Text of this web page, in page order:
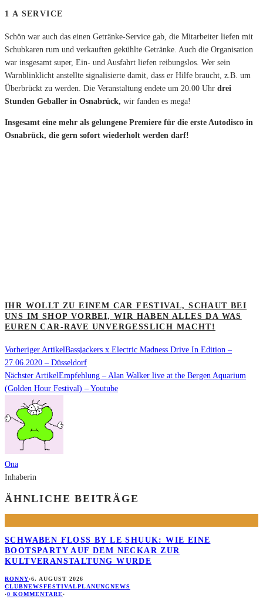
1 A SERVICE
Schön war auch das einen Getränke-Service gab, die Mitarbeiter liefen mit
Schubkaren rum und verkauften gekühlte Getränke. Auch die Organisation
war insgesamt super, Ein- und Ausfahrt liefen reibungslos. Wer sein
Warnblinklicht anstellte signalisierte damit, dass er Hilfe braucht, z.B. um
Überbrückt zu werden. Die Veranstaltung endete um 20.00 Uhr drei
Stunden Geballer in Osnabrück, wir fanden es mega!
Insgesamt eine mehr als gelungene Premiere für die erste Autodisco in
Osnabrück, die gern sofort wiederholt werden darf!
IHR WOLLT ZU EINEM CAR FESTIVAL, SCHAUT BEI
UNS IM SHOP VORBEI, WIR HABEN ALLES DA WAS
EUREN CAR-RAVE UNVERGESSLICH MACHT!
Vorheriger ArtikelBassjackers x Electric Madness Drive In Edition –
27.06.2020 – Düsseldorf
Nächster ArtikelEmpfehlung – Alan Walker live at the Bergen Aquarium
(Golden Hour Festival) – Youtube
Ona
Inhaberin
ÄHNLICHE BEITRÄGE
SCHWABEN FLOSS BY LE SHUUK: WIE EINE B
OOTSPARTY AUF DEM NECKAR ZUR K
ULTVERANSTALTUNG WURDE
RONNY·6. AUGUST 2026
CLUBNEWSFESTIVALPLANUNGNEWS
·0 KOMMENTARE·